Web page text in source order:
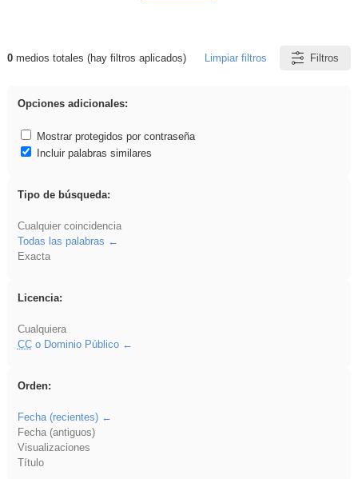
Resultados de: pantalla
0medios totales (hay filtros aplicados) Limpiar filtros Filtros
Opciones adicionales:
Mostrar protegidos por contraseña
Incluir palabras similares
Tipo de búsqueda:
Cualquier coincidencia
Todas las palabras
Exacta
Licencia:
Cualquiera
CCo Dominio Público
Orden:
Fecha (recientes)
Fecha (antiguos)
Visualizaciones
Título